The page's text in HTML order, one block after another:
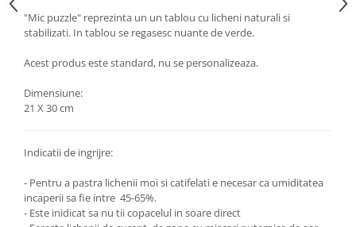
"Mic puzzle" reprezinta un un tablou cu licheni naturali si
stabilizati. In tablou se regasesc nuante de verde.
Acest produs este standard, nu se personalizeaza.
Dimensiune:
21 X 30 cm
Indicatii de ingrijre:
- Pentru a pastra lichenii moi si catifelati e necesar ca umiditatea
incaperii sa fie intre 45-65%.
- Este inidicat sa nu tii copacelul in soare direct